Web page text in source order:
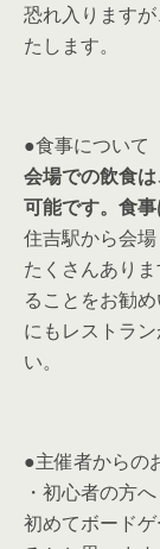
恐れ入ります
たします。
●食事について
会場での飲食
可能です。食
住吉駅から会
たくさんあり
ることをお勧
にもレストラ
い。
●主催者からの
・初心者の方へ
初めてボード